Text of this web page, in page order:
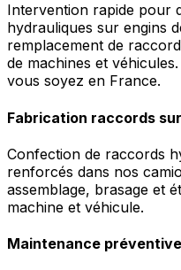
Intervention rapide pour
hydrauliques sur engins
remplacement de
de machines et
vous soyez en France.
Fabrication raccords
Confection de raccords
renforcés dans nos
assemblage, brasage et
machine et véhicule.
Maintenance préventive